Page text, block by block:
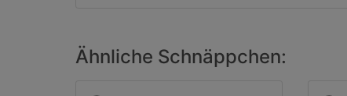
Ähnliche Schnäppchen: